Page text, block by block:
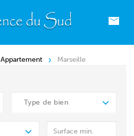
Appartement Marseille
Type de bien